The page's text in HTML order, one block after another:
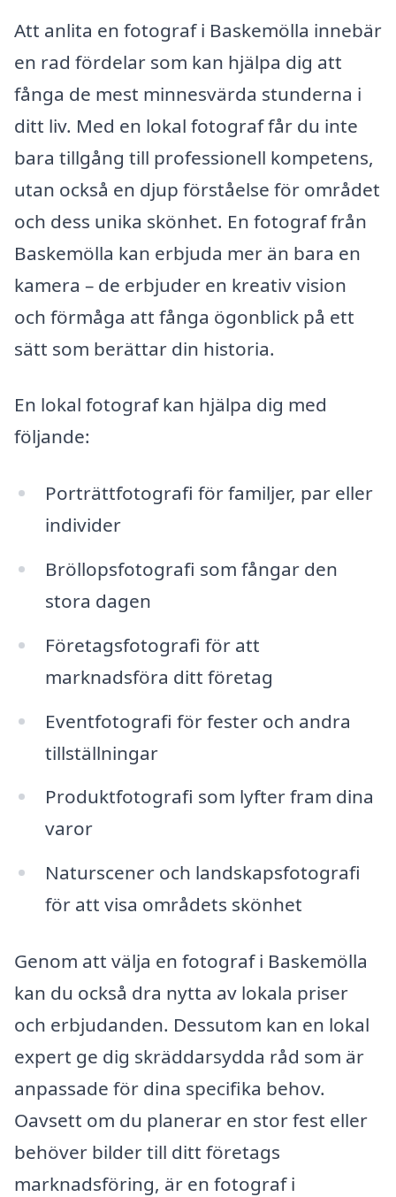
Att anlita en fotograf i Baskemölla innebär
en rad fördelar som kan hjälpa dig att
fånga de mest minnesvärda stunderna i
ditt liv. Med en lokal fotograf får du inte
bara tillgång till professionell kompetens,
utan också en djup förståelse för området
och dess unika skönhet. En fotograf från
Baskemölla kan erbjuda mer än bara en
kamera – de erbjuder en kreativ vision
och förmåga att fånga ögonblick på ett
sätt som berättar din historia.
En lokal fotograf kan hjälpa dig med
följande:
Porträttfotografi för familjer, par eller
individer
Bröllopsfotografi som fångar den
stora dagen
Företagsfotografi för att
marknadsföra ditt företag
Eventfotografi för fester och andra
tillställningar
Produktfotografi som lyfter fram dina
varor
Naturscener och landskapsfotografi
för att visa områdets skönhet
Genom att välja en fotograf i Baskemölla
kan du också dra nytta av lokala priser
och erbjudanden. Dessutom kan en lokal
expert ge dig skräddarsydda råd som är
anpassade för dina specifika behov.
Oavsett om du planerar en stor fest eller
behöver bilder till ditt företags
marknadsföring, är en fotograf i